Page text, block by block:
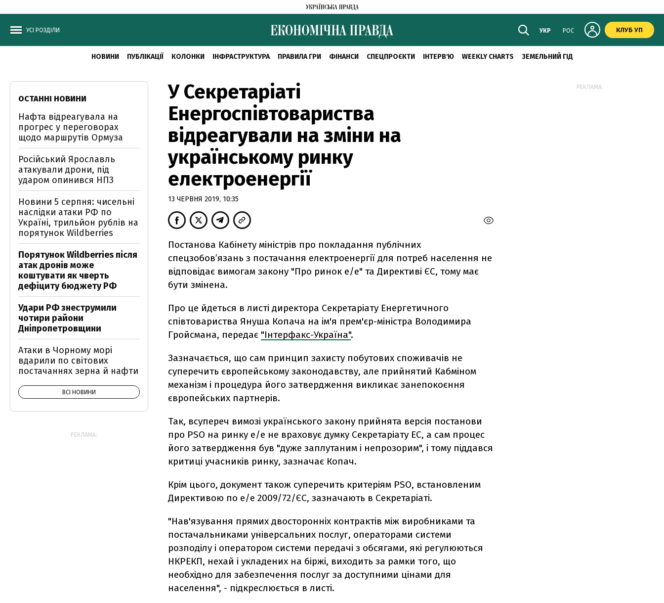
УСІ РОЗДІЛИ УКР РОС КЛУБ УП
НОВИНИ ПУБЛІКАЦІЇ КОЛОНКИ ІНФРАСТРУКТУРА ПРАВИЛА ГРИ ФІНАНСИ СПЕЦПРОЄКТИ ІНТЕРВ'Ю WEEKLY CHARTS ЗЕМЕЛЬНИЙ ГІД
У Секретаріаті
Енергоспівтовариства
відреагували на зміни на
українському ринку
електроенергії
13 ЧЕРВНЯ 2019, 10:35
Постанова Кабінету міністрів про покладання публічних
спецзобов’язань з постачання електроенергії для потреб населення не
відповідає вимогам закону "Про ринок е/е" та Директиві ЄС, тому має
бути змінена.
Про це йдеться в листі директора Секретаріату Енергетичного
співтовариства Януша Копача на ім'я прем'єр-міністра Володимира
Гройсмана, передає "Інтерфакс-Україна".
Зазначається, що сам принцип захисту побутових споживачів не
суперечить європейському законодавству, але прийнятий Кабміном
механізм і процедура його затвердження викликає занепокоєння
європейських партнерів.
Так, всупереч вимозі українського закону прийнята версія постанови
про PSO на ринку е/е не враховує думку Секретаріату ЕС, а сам процес
його затвердження був "дуже заплутаним і непрозорим", і тому піддався
критиці учасників ринку, зазначає Копач.
Крім цього, документ також суперечить критеріям PSO, встановленим
Директивою по е/е 2009/72/ЄС, зазначають в Секретаріаті.
"Нав'язування прямих двосторонніх контрактів між виробниками та
постачальниками універсальних послуг, операторами системи
розподілу і оператором системи передачі з обсягами, які регулюються
НКРЕКП, нехай і укладених на біржі, виходить за рамки того, що
необхідно для забезпечення послуг за доступними цінами для
населення", - підкреслюється в листі.
ОСТАННІ НОВИНИ
Нафта відреагувала на
прогрес у переговорах
щодо маршрутів Ормуза
Російський Ярославль
атакували дрони, під
ударом опинився НПЗ
Новини 5 серпня: чисельні
наслідки атаки РФ по
Україні, трильйон рублів на
порятунок Wildberries
Порятунок Wildberries після
атак дронів може
коштувати як чверть
дефіциту бюджету РФ
Удари РФ знеструмили
чотири райони
Дніпропетровщини
Атаки в Чорному морі
вдарили по світових
постачаннях зерна й нафти
ВСІ НОВИНИ
РЕКЛАМА:
РЕКЛАМА: